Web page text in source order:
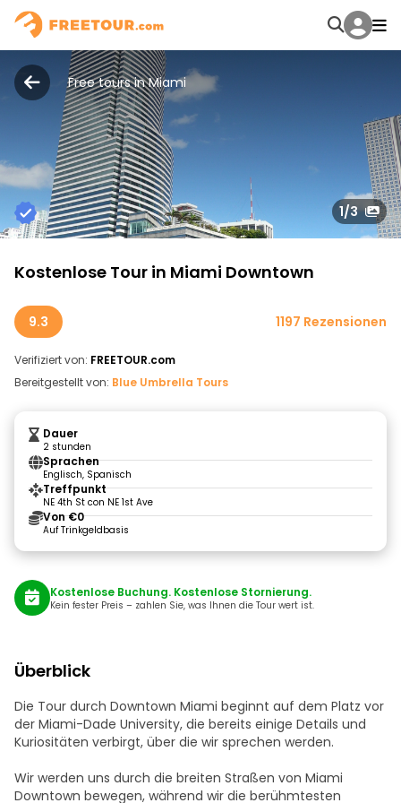
Free tours in Miami
1/3
Kostenlose Tour in Miami Downtown
9.3 1197 Rezensionen
Verifiziert von: FREETOUR.com
Bereitgestellt von: Blue Umbrella Tours
Dauer
2 stunden
Sprachen
Englisch, Spanisch
Treffpunkt
NE 4th St con NE 1st Ave
Von €0
Auf Trinkgeldbasis
Kostenlose Buchung. Kostenlose Stornierung.
Kein fester Preis – zahlen Sie, was Ihnen die Tour wert ist.
Überblick
Die Tour durch Downtown Miami beginnt auf dem Platz vor
der Miami-Dade University, die bereits einige Details und
Kuriositäten verbirgt, über die wir sprechen werden.
Wir werden uns durch die breiten Straßen von Miami
Downtown bewegen, während wir die berühmtesten